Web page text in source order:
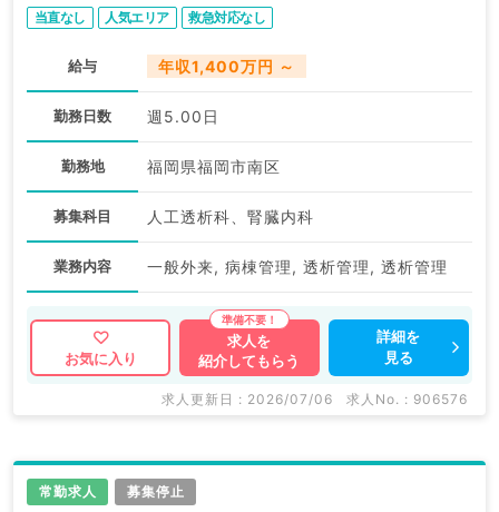
当直なし 人気エリア 救急対応なし
給与 年収1,400万円 ～
勤務日数 週5.00日
勤務地 福岡県福岡市南区
募集科目 人工透析科、腎臓内科
業務内容 一般外来, 病棟管理, 透析管理, 透析管理
お気に入り
求人を
紹介してもらう
詳細を
見る
求人更新日 : 2026/07/06 求人No. : 906576
常勤求人 募集停止